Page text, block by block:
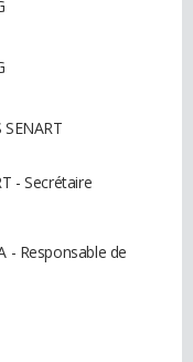
- Secrétaire
- Responsable de